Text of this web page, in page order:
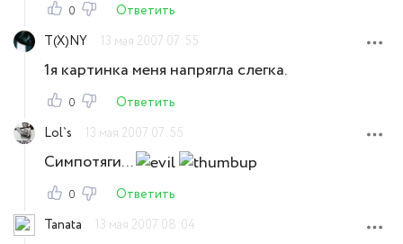
0
Ответить
T(X)NY
13 мая 2007 07:55
1я картинка меня напрягла слегка.
0
Ответить
Lol`s
13 мая 2007 07:55
Симпотяги...
0
Ответить
Tanata
13 мая 2007 08:04